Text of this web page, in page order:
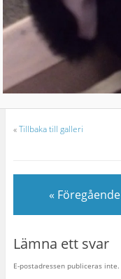
«Tillbaka till galleri
« Föregående
Lämna ett svar
E-postadressen publiceras inte.